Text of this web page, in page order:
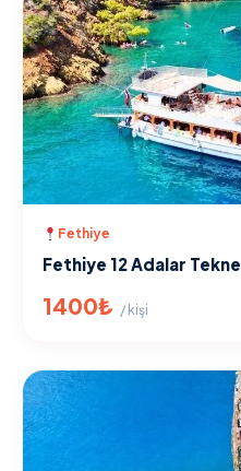
Fethiye
Fethiye 12 Adalar
1400₺ / kişi